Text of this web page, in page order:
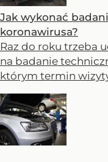
Jak wykonać
koronawirusa?
Raz do roku trzeba
na badanie
którym termin